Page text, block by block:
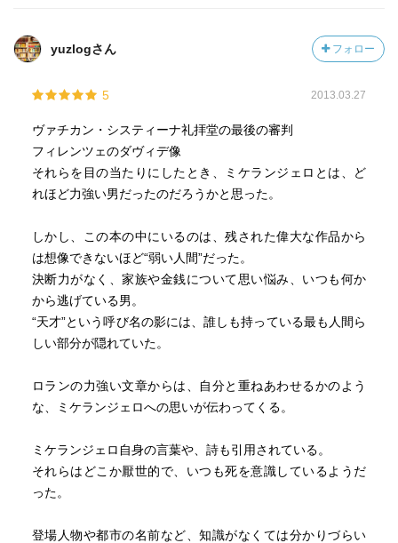
yuzlogさん フォロー
5 2013.03.27
ヴァチカン・システィーナ礼拝堂の最後の審判
フィレンツェのダヴィデ像
それらを目の当たりにしたとき、ミケランジェロとは、ど
れほど力強い男だったのだろうかと思った。
しかし、この本の中にいるのは、残された偉大な作品から
は想像できないほど“弱い人間”だった。
決断力がなく、家族や金銭について思い悩み、いつも何か
から逃げている男。
“天才”という呼び名の影には、誰しも持っている最も人間ら
しい部分が隠れていた。
ロランの力強い文章からは、自分と重ねあわせるかのよう
な、ミケランジェロへの思いが伝わってくる。
ミケランジェロ自身の言葉や、詩も引用されている。
それらはどこか厭世的で、いつも死を意識しているようだ
った。
登場人物や都市の名前など、知識がなくては分かりづらい